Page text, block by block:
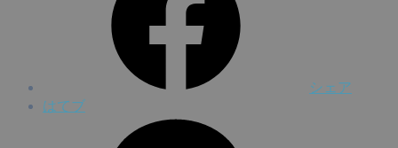
シェア
はてブ